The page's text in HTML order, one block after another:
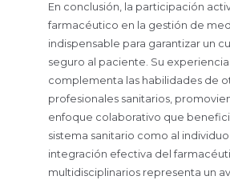
En conclusión, la participación
farmacéutico en la gestión de
indispensable para garantizar un
seguro al paciente. Su
complementa las habilidades de
profesionales sanitarios,
enfoque colaborativo que
sistema sanitario como al
integración efectiva del
multidisciplinarios representa un